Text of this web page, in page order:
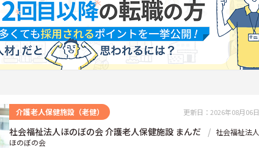
介護老人保健施設（老健） 更新日：2026年08月06日
社会福祉法人ほのぼの会 介護老人保健施設 まんだ
社会福祉法人
ほのぼの会